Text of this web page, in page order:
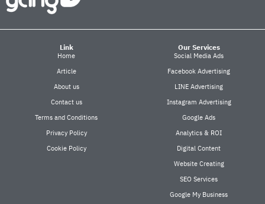
Link
Home
Article
About us
Contact us
Terms and Conditions
Privacy Policy
Cookie Policy
Our Services
Social Media Ads
Facebook Advertising
LINE Advertising
Instagram Advertising
Google Ads
Analytics & ROI
Digital Content
Website Creating
SEO Services
Google My Business